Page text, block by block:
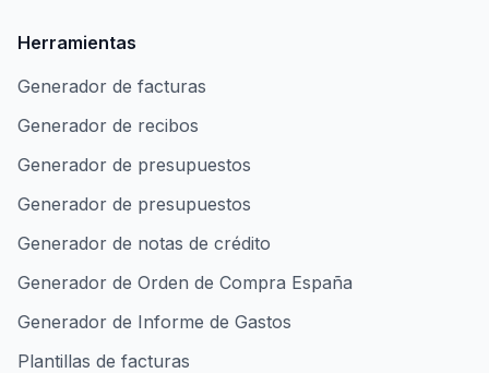
Herramientas
Generador de facturas
Generador de recibos
Generador de presupuestos
Generador de presupuestos
Generador de notas de crédito
Generador de Orden de Compra España
Generador de Informe de Gastos
Plantillas de facturas